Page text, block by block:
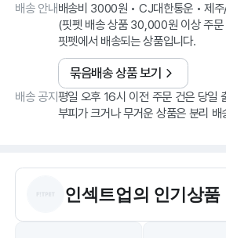
배송 안내배송비 3000원 • CJ대한통운 • 제
(핏펫 배송 상품 30,000원 이상 주문
핏펫에서 배송되는 상품입니다.
묶음배송 상품 보기
배송 공지 평일 오후 16시 이전 주문 건은 당일
부피가 크거나 무거운 상품은 분리 배
인섹트업의 인기상품